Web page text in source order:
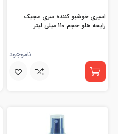
اسپری خوشبو کننده سری مجیک
رایحه هلو حجم 110 میلی لیتر
ناموجود